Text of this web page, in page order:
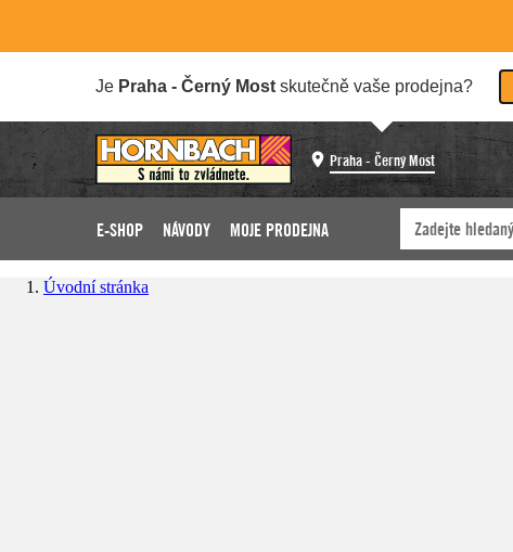
Je Praha - Černý Most skutečně vaše prodejna?
Praha - Černý Most
E-SHOP NÁVODY MOJE PRODEJNA
Úvodní stránka